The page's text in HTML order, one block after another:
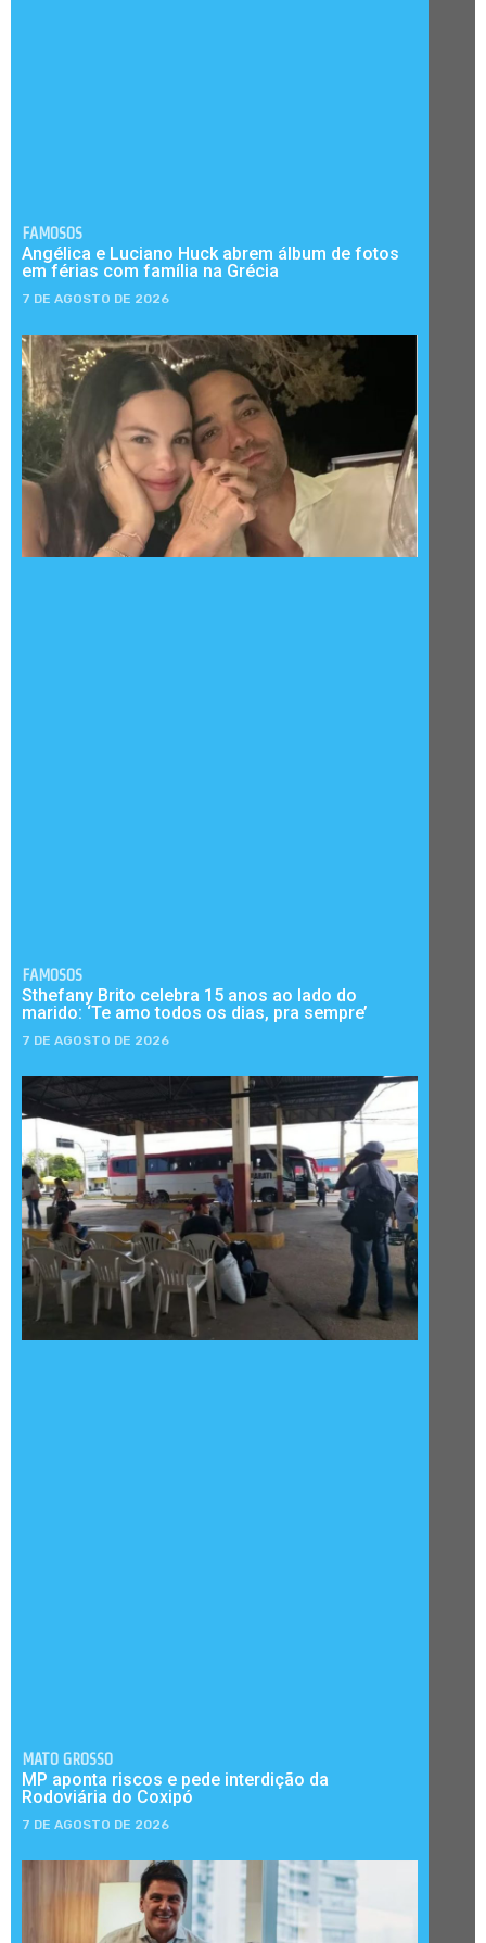
FAMOSOS
Angélica e Luciano Huck abrem álbum de fotos
em férias com família na Grécia
7 DE AGOSTO DE 2026
FAMOSOS
Sthefany Brito celebra 15 anos ao lado do
marido: ‘Te amo todos os dias, pra sempre’
7 DE AGOSTO DE 2026
MATO GROSSO
MP aponta riscos e pede interdição da
Rodoviária do Coxipó
7 DE AGOSTO DE 2026